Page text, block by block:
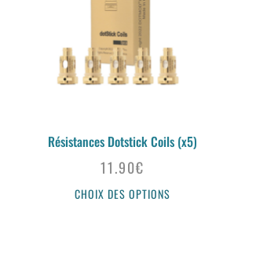
Résistances Dotstick Coils (x5)
11.90€
CHOIX DES OPTIONS